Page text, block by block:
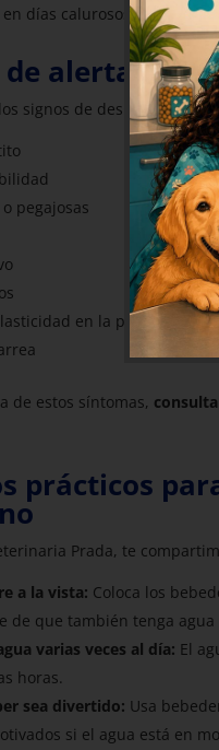
días calurosos.
de alerta:
signos de deshidratación
pegajosas
en la piel
de estos síntomas,
prácticos
Prada, te
a la vista: Coloca los
de que también tenga
varias veces al día: El
horas.
sea divertido: Usa
si el agua está en